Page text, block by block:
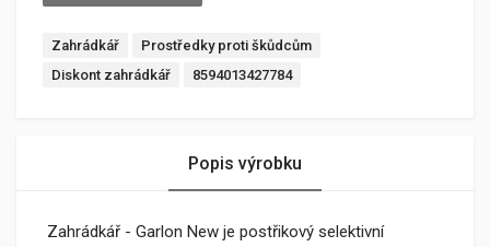
Zahrádkář
Prostředky proti škůdcům
Diskont zahrádkář
8594013427784
Popis výrobku
Zahrádkář - Garlon New je postřikový selektivní